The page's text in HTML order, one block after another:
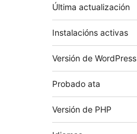
Última actualización
Instalacións activas
Versión de WordPress
Probado ata
Versión de PHP